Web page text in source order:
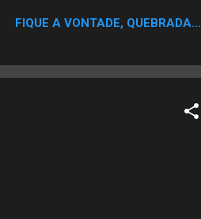
zika sai pra lá. Tô imune as
coisas b...
FIQUE A VONTADE, QUEBRADA...